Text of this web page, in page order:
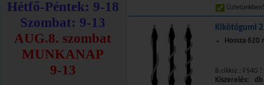
Kikötőgumi
Hossza 620
B.cikksz.: FS4G
Kiszerelés: db